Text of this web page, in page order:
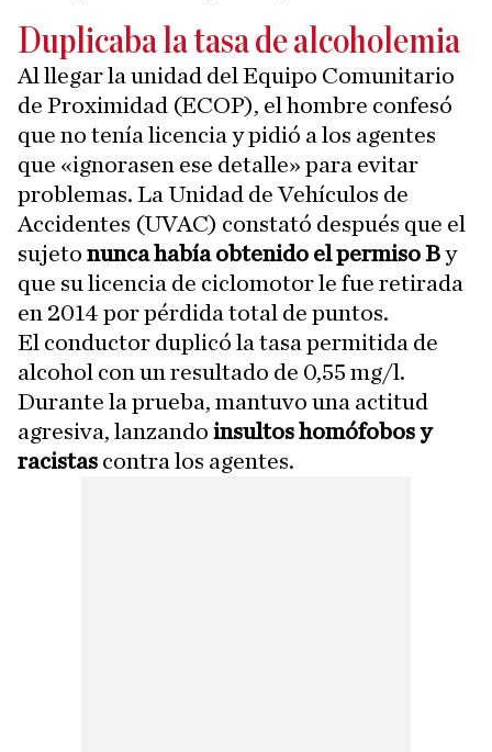
Duplicaba la tasa de alcoholemia
Al llegar la unidad del Equipo Comunitario
de Proximidad (ECOP), el hombre confesó
que no tenía licencia y pidió a los agentes
que «ignorasen ese detalle» para evitar
problemas. La Unidad de Vehículos de
Accidentes (UVAC) constató después que el
sujeto nunca había obtenido el permiso By
que su licencia de ciclomotor le fue retirada
en 2014 por pérdida total de puntos.
El conductor duplicó la tasa permitida de
alcohol con un resultado de 0,55 mg/l.
Durante la prueba, mantuvo una actitud
agresiva, lanzando insultos homófobos y
racistas contra los agentes.